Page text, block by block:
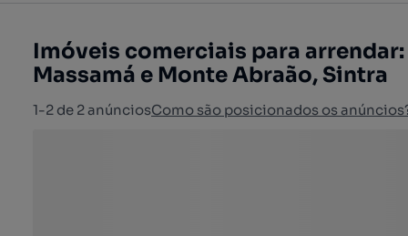
Imóveis comerciais para arrendar:
Massamá e Monte Abraão, Sintra
1-2 de 2 anúnciosComo são posicionados os